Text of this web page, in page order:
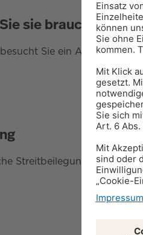
sie brauchen
Sie ein Anwalt zu
Streitbeilegung werden